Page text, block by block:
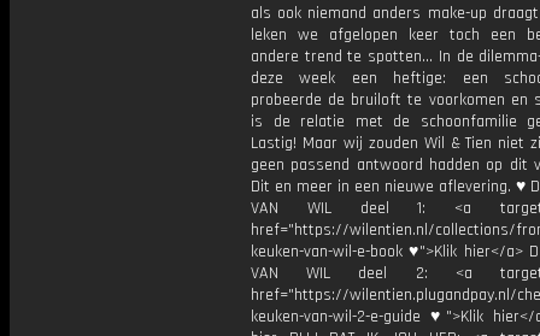
als ook niemand anders make-up
leken we afgelopen keer toch een
andere trend te spotten… In de
deze week een heftige: een
probeerde de bruiloft te voorkomen en
is de relatie met de schoonfamilie
Lastig! Maar wij zouden Wil & Tien niet
geen passend antwoord hadden op dit
Dit en meer in een nieuwe aflevering. ♥
VAN WIL deel 1: <a
href="https://wilentien.nl/collections/
keuken-van-wil-e-book ♥">Klik hier</a>
VAN WIL deel 2: <a
href="https://wilentien.plugandpay.nl/
keuken-van-wil-2-e-guide ♥">Klik